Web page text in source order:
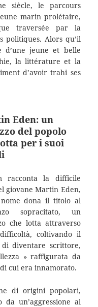
siècle, le parcours
marin prolétaire,
traversée par la
politiques. Alors qu’il
d’une jeune et belle
la littérature et la
d’avoir trahi ses
Eden: un
del popolo
per i suoi
racconta la difficile
giovane Martin Eden,
dona il titolo al
sopracitato, un
che lotta attraverso
coltivando il
di diventare scrittore,
» raffigurata da
cui era innamorato.
di origini popolari,
un’aggressione al